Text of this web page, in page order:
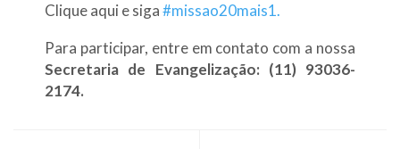
Clique aqui e siga#missao20mais1.
Para participar, entre em contato com a nossa
Secretaria de Evangelização: (11) 93036-
2174.